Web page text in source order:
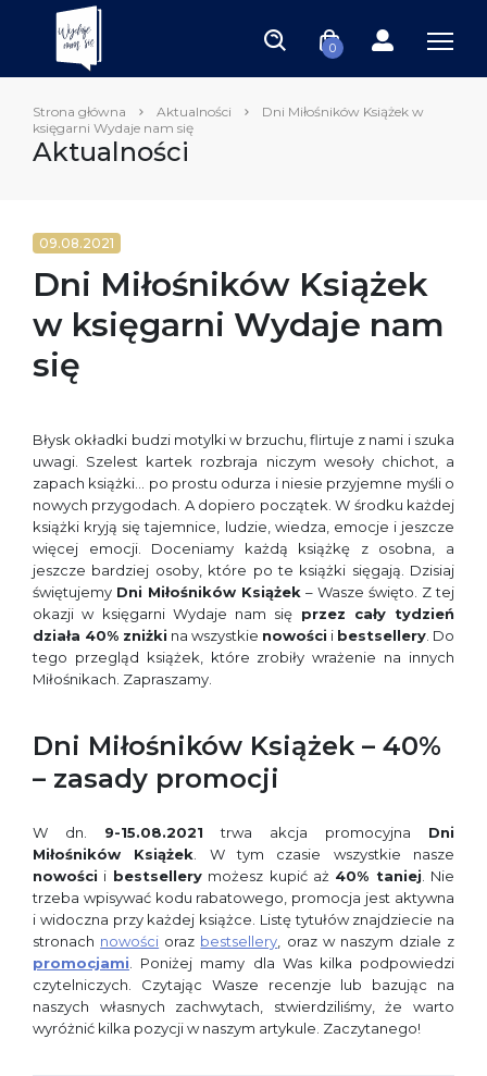
0
Strona główna Aktualności
Dni Miłośników Książek w
księgarni Wydaje nam się
Aktualności
09.08.2021
Dni Miłośników Książek
w księgarni Wydaje nam
się
Błysk okładki budzi motylki w brzuchu, flirtuje z nami i szuka
uwagi. Szelest kartek rozbraja niczym wesoły chichot, a
zapach książki… po prostu odurza i niesie przyjemne myśli o
nowych przygodach. A dopiero początek. W środku każdej
książki kryją się tajemnice, ludzie, wiedza, emocje i jeszcze
więcej emocji. Doceniamy każdą książkę z osobna, a
jeszcze bardziej osoby, które po te książki sięgają. Dzisiaj
świętujemy Dni Miłośników Książek – Wasze święto. Z tej
okazji w księgarni Wydaje nam się przez cały tydzień
działa 40% zniżki na wszystkie nowości i bestsellery . Do
tego przegląd książek, które zrobiły wrażenie na innych
Miłośnikach. Zapraszamy.
Dni Miłośników Książek – 40%
– zasady promocji
W dn. 9-15.08.2021 trwa akcja promocyjna Dni
Miłośników Książek . W tym czasie wszystkie nasze
nowości i bestsellerymożesz kupić aż 40% taniej . Nie
trzeba wpisywać kodu rabatowego, promocja jest aktywna
i widoczna przy każdej książce. Listę tytułów znajdziecie na
stronach nowości oraz bestsellery , oraz w naszym dziale z
promocjami . Poniżej mamy dla Was kilka podpowiedzi
czytelniczych. Czytając Wasze recenzje lub bazując na
naszych własnych zachwytach, stwierdziliśmy, że warto
wyróżnić kilka pozycji w naszym artykule. Zaczytanego!